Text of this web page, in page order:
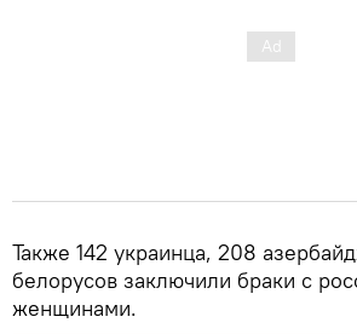
Также 142 украинца, 208
белорусов заключили браки с
женщинами.